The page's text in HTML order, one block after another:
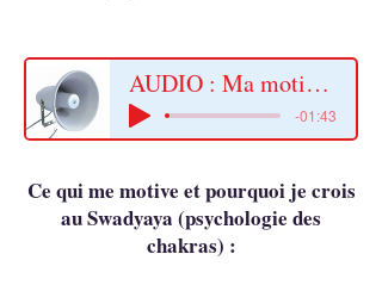
AUDIO : Ma motivation personnelle et ma croyance en Swadyaya
-01:43
Ce qui me motive et pourquoi je crois
au Swadyaya (psychologie des
chakras) :